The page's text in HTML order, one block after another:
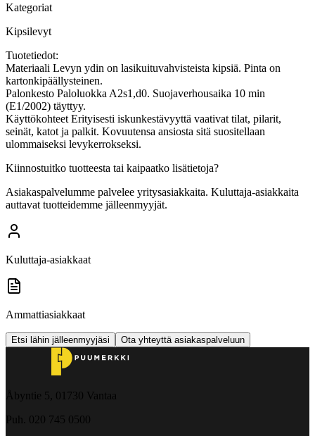
Kategoriat
Kipsilevyt
Tuotetiedot:
Materiaali Levyn ydin on lasikuituvahvisteista kipsiä. Pinta on
kartonkipäällysteinen.
Palonkesto Paloluokka A2s1,d0. Suojaverhousaika 10 min
(E1/2002) täyttyy.
Käyttökohteet Erityisesti iskunkestävyyttä vaativat tilat, pilarit,
seinät, katot ja palkit. Kovuutensa ansiosta sitä suositellaan
ulommaiseksi levykerrokseksi.
Kiinnostuitko tuotteesta tai kaipaatko lisätietoja?
Asiakaspalvelumme palvelee yritysasiakkaita. Kuluttaja-asiakkaita
auttavat tuotteidemme jälleenmyyjät.
Kuluttaja-asiakkaat
Ammattiasiakkaat
Etsi lähin jälleenmyyjäsi Ota yhteyttä asiakaspalveluun
Åbyntie 5, 01730 Vantaa
Puh. 020 745 0500